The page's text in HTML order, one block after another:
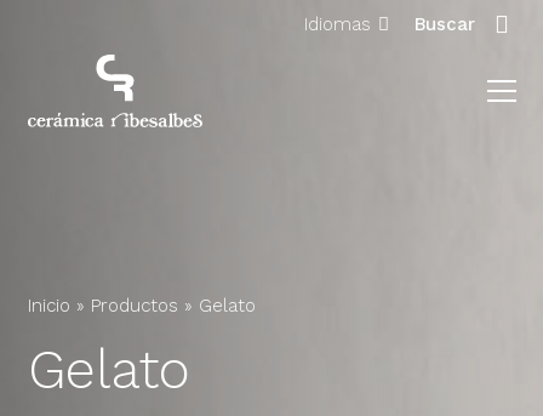
Idiomas Buscar
Inicio » Productos » Gelato
Gelato